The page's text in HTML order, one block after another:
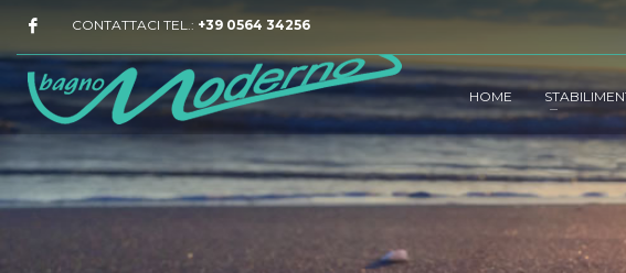
CONTATTACI TEL.: +39 0564 34256
HOME